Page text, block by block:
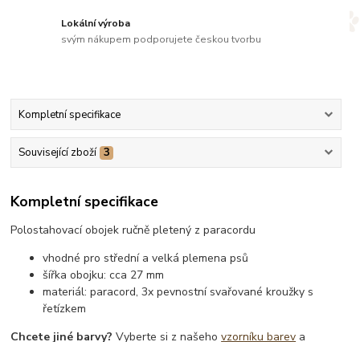
Lokální výroba
svým nákupem podporujete českou tvorbu
Kompletní specifikace
Související zboží 3
Kompletní specifikace
Polostahovací obojek ručně pletený z paracordu
vhodné pro střední a velká plemena psů
šířka obojku: cca 27 mm
materiál: paracord, 3x pevnostní svařované kroužky s
řetízkem
Chcete jiné barvy? Vyberte si z našehovzorníku barev a